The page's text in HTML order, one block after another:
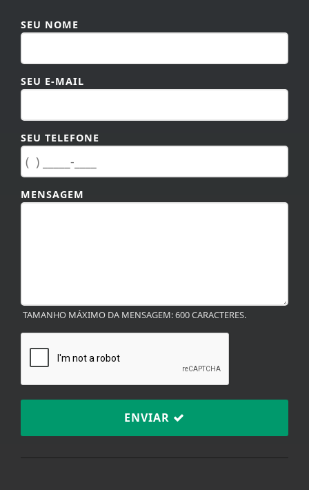
SEU NOME
SEU E-MAIL
SEU TELEFONE
MENSAGEM
TAMANHO MÁXIMO DA MENSAGEM: 600 CARACTERES.
ENVIAR